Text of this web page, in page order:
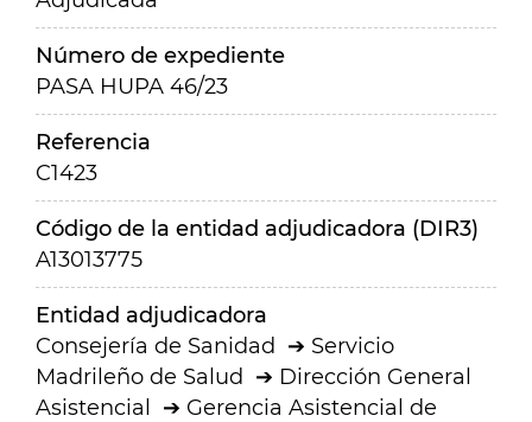
Número de expediente
PASA HUPA 46/23
Referencia
C1423
Código de la entidad adjudicadora (DIR3)
A13013775
Entidad adjudicadora
Consejería de Sanidad
Servicio
Madrileño de Salud
Dirección General
Asistencial
Gerencia Asistencial de